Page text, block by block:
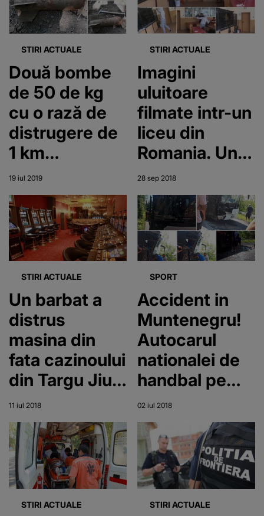
fost distruse
și dărâmate
STIRI ACTUALE
Două bombe
de 50 de kg
cu o rază de
distrugere de
1 km
descoperite în
Bacău
19 iul 2019
STIRI ACTUALE
Imagini
uluitoare
filmate intr-un
liceu din
Romania. Un
elev distruge
o tabla de
scris cu sabia
- In loc sa il
opreasca
cineva, colegii
lui se distrau
de mama
focului
28 sep 2018
STIRI ACTUALE
Un barbat a
distrus
masina din
fata cazinoului
din Targu Jiu,
de ciuda ca a
pierdut banii
la jocurile de
noroc
11 iul 2018
SPORT
Accident in
Muntenegru!
Autocarul
nationalei de
handbal pe
plaja, implicat
intr-un
carambol!
Imagini de la
fata locului!
02 iul 2018
STIRI ACTUALE STIRI ACTUALE